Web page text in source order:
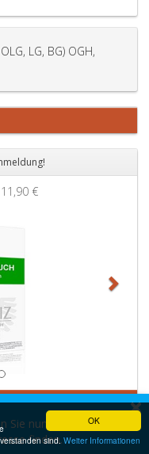
OK
sind.Weiter Informationen
LG, BG) OGH,
11,90 €
×
Sie nun
finden.